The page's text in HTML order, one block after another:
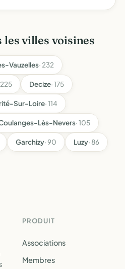
les villes voisines
Vauzelles· 232
225 Decize· 175
Sur-Loire· 114
Lès-Nevers· 105
Garchizy· 90 Luzy· 86
PRODUIT
Associations
Membres